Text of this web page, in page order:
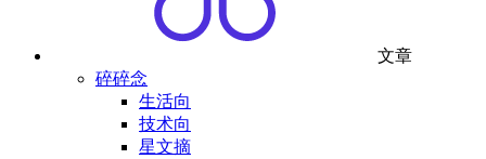
文章
碎碎念
生活向
技术向
星文摘